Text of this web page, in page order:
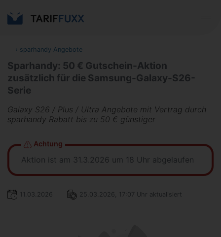
‹ sparhandy Angebote
Sparhandy: 50 € Gutschein-Aktion
zusätzlich für die Samsung-Galaxy-S26-
Serie
Galaxy S26 / Plus / Ultra Angebote mit Vertrag durch
sparhandy Rabatt bis zu 50 € günstiger
Achtung
Aktion ist am 31.3.2026 um 18 Uhr abgelaufen
11.03.2026 25.03.2026, 17:07 Uhr aktualisiert